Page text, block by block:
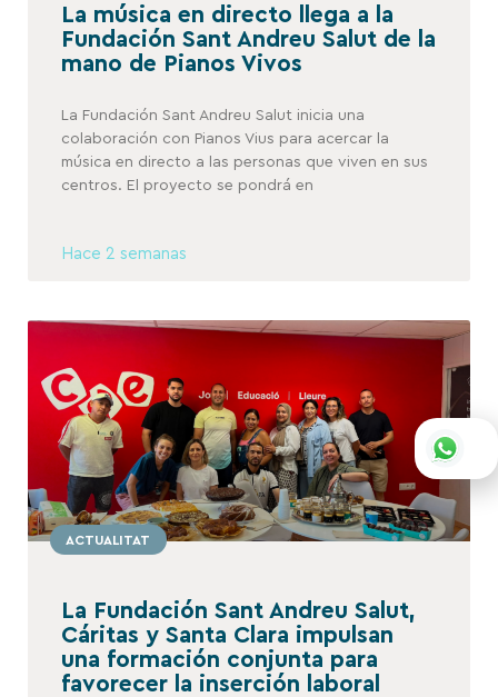
La música en directo llega a la
Fundación Sant Andreu Salut de la
mano de Pianos Vivos
La Fundación Sant Andreu Salut inicia una
colaboración con Pianos Vius para acercar la
música en directo a las personas que viven en sus
centros. El proyecto se pondrá en
Hace 2 semanas
ACTUALITAT
La Fundación Sant Andreu Salut,
Cáritas y Santa Clara impulsan
una formación conjunta para
favorecer la inserción laboral